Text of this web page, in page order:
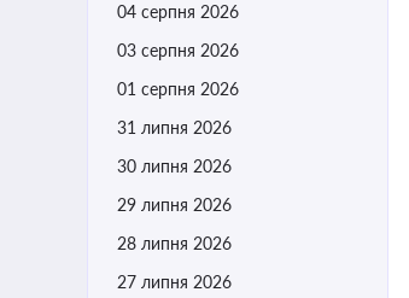
04 серпня 2026
03 серпня 2026
01 серпня 2026
31 липня 2026
30 липня 2026
29 липня 2026
28 липня 2026
27 липня 2026